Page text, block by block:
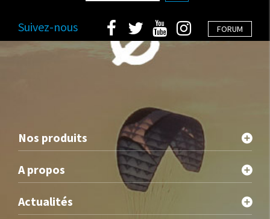
FORUM
Suivez-nous
Nos produits
A propos
Actualités